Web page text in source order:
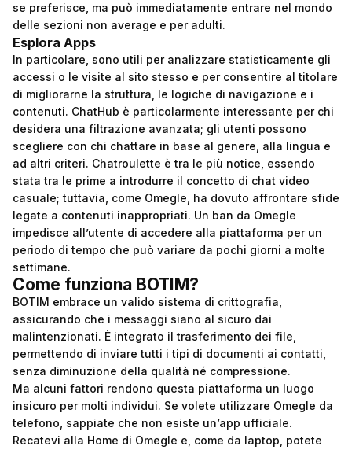
se preferisce, ma può immediatamente entrare nel mondo
delle sezioni non average e per adulti.
Esplora Apps
In particolare, sono utili per analizzare statisticamente gli
accessi o le visite al sito stesso e per consentire al titolare
di migliorarne la struttura, le logiche di navigazione e i
contenuti. ChatHub è particolarmente interessante per chi
desidera una filtrazione avanzata; gli utenti possono
scegliere con chi chattare in base al genere, alla lingua e
ad altri criteri. Chatroulette è tra le più notice, essendo
stata tra le prime a introdurre il concetto di chat video
casuale; tuttavia, come Omegle, ha dovuto affrontare sfide
legate a contenuti inappropriati. Un ban da Omegle
impedisce all’utente di accedere alla piattaforma per un
periodo di tempo che può variare da pochi giorni a molte
settimane.
Come funziona BOTIM?
BOTIM embrace un valido sistema di crittografia,
assicurando che i messaggi siano al sicuro dai
malintenzionati. È integrato il trasferimento dei file,
permettendo di inviare tutti i tipi di documenti ai contatti,
senza diminuzione della qualità né compressione.
Ma alcuni fattori rendono questa piattaforma un luogo
insicuro per molti individui. Se volete utilizzare Omegle da
telefono, sappiate che non esiste un’app ufficiale.
Recatevi alla Home di Omegle e, come da laptop, potete